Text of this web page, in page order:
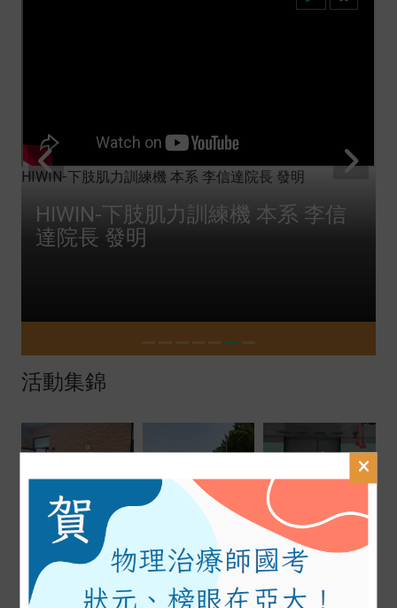
HIWIN-下肢肌力訓練機 本系 李信達院長 發明
HIWIN-下肢肌力訓練機 本系 李信
達院長 發明
活動集錦